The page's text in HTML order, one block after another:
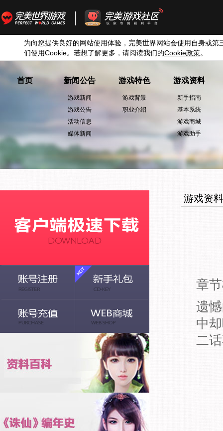
为向您提供良好的网站使用体验，完美世界网站会使用自身或第
们使用Cookie。若想了解更多，请阅读我们的Cookie政策。
首页 新闻公告
游戏新闻
游戏公告
活动信息
媒体新闻
游戏特色
游戏背景
职业介绍
游戏资料
新手指南
基本系统
游戏商城
游戏助手
游戏资料
章
遗
中
二